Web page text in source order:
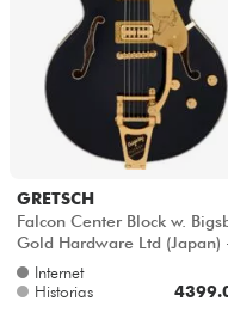
GRETSCH
Falcon Center Block w.
Gold Hardware Ltd (Japan)
Midnight sapphire
Internet
Historias